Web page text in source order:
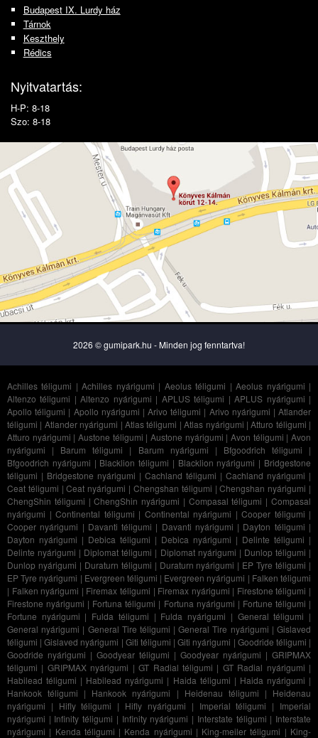
Budapest IX. Lurdy ház
Tárnok
Keszthely
Rédics
Nyitvatartás:
H-P: 8-18
Szo: 8-18
2026 © gumipark.hu - Minden jog fenntartva!
Achilles téligumi |Achilles nyárigumi | Aeolus téligumi |Aeolus nyárigumi |
Altenzo téligumi |Altenzo nyárigumi | APLUS téligumi |APLUS nyárigumi |
Apollo téligumi | Apollo nyárigumi |Arivo téligumi | Arivo nyárigumi |Atlander
téligumi | Atlander nyárigumi | Atlas téligumi |Atlas nyárigumi |Atturo téligumi |
Atturo nyárigumi |Austone téligumi |Austone nyárigumi |Avon téligumi |Avon
nyárigumi | Barum téligumi | Barum nyárigumi | Bfgoodrich téligumi |
Bfgoodrich nyárigumi | Blacklion téligumi | Blacklion nyárigumi | Bridgestone
téligumi | Bridgestone nyárigumi | Cachland téligumi | Cachland nyárigumi |
Ceat téligumi |Ceat nyárigumi | Chengshan téligumi |Chengshan nyárigumi |
ChengShin téligumi |ChengShin nyárigumi | Compasal téligumi |Compasal
nyárigumi | Continental téligumi | Continental nyárigumi | Cooper téligumi |
Cooper nyárigumi | Davanti téligumi | Davanti nyárigumi | Dayton téligumi |
Dayton nyárigumi | Debica téligumi | Debica nyárigumi | Delinte téligumi |
Delinte nyárigumi | Diplomat téligumi | Diplomat nyárigumi | Dunlop téligumi |
Dunlop nyárigumi | Duraturn téligumi | Duraturn nyárigumi | EP Tyre téligumi |
EP Tyre nyárigumi | Evergreen téligumi | Evergreen nyárigumi | Falken téligumi
| Falken nyárigumi | Firemax téligumi | Firemax nyárigumi | Firestone téligumi |
Firestone nyárigumi | Fortuna téligumi | Fortuna nyárigumi | Fortune téligumi |
Fortune nyárigumi | Fulda téligumi | Fulda nyárigumi | General téligumi |
General nyárigumi | General Tire téligumi |General Tire nyárigumi |Gislaved
téligumi |Gislaved nyárigumi | Giti téligumi |Giti nyárigumi | Goodride téligumi |
Goodride nyárigumi | Goodyear téligumi | Goodyear nyárigumi | GRIPMAX
téligumi | GRIPMAX nyárigumi |GT Radial téligumi | GT Radial nyárigumi |
Habilead téligumi | Habilead nyárigumi | Haida téligumi | Haida nyárigumi |
Hankook téligumi | Hankook nyárigumi | Heidenau téligumi | Heidenau
nyárigumi | Hifly téligumi | Hifly nyárigumi | Imperial téligumi | Imperial
nyárigumi | Infinity téligumi | Infinity nyárigumi | Interstate téligumi | Interstate
nyárigumi | Kenda téligumi | Kenda nyárigumi | King-meiler téligumi | King-